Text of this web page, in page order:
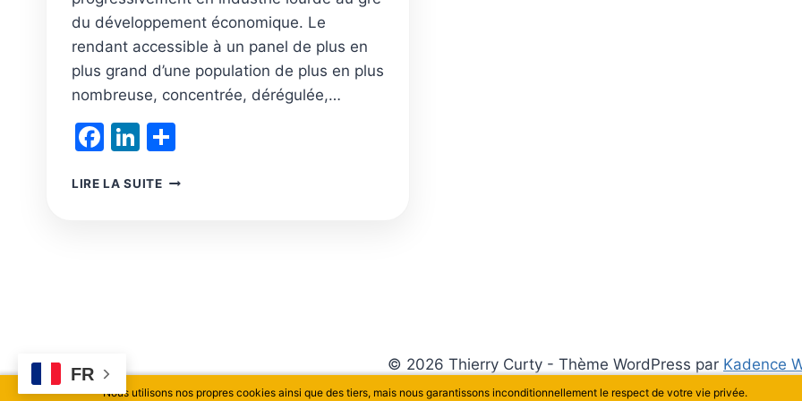
du développement économique. Le
rendant accessible à un panel de plus en
plus grand d’une population de plus en plus
nombreuse, concentrée, dérégulée,…
Facebook
LinkedIn
LIRE LA SUITEC’EST
© 2026 Thierry Curty - Thème WordPress par Kadence
FR
Nous utilisons nos propres cookies ainsi que des tiers, mais nous garantissons inconditionnellement le respect de votre vie privée.